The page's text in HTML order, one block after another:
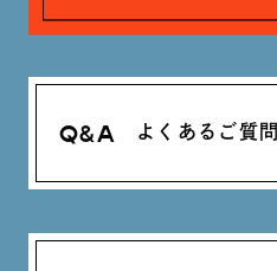
Q&A よくあるご質問